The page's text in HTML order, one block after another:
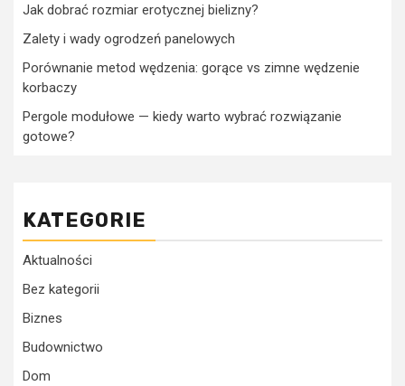
Jak dobrać rozmiar erotycznej bielizny?
Zalety i wady ogrodzeń panelowych
Porównanie metod wędzenia: gorące vs zimne wędzenie
korbaczy
Pergole modułowe — kiedy warto wybrać rozwiązanie
gotowe?
KATEGORIE
Aktualności
Bez kategorii
Biznes
Budownictwo
Dom